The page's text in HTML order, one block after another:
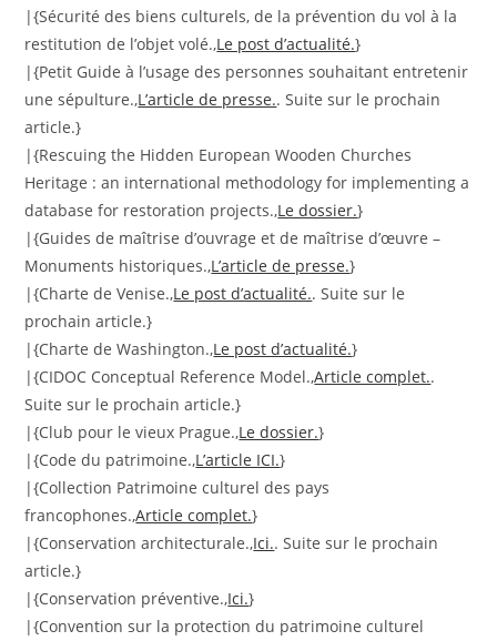
|{Sécurité des biens culturels, de la prévention du vol à la
restitution de l’objet volé.,Le post d’actualité.}
|{Petit Guide à l’usage des personnes souhaitant entretenir
une sépulture.,L’article de presse.. Suite sur le prochain
article.}
|{Rescuing the Hidden European Wooden Churches
Heritage : an international methodology for implementing a
database for restoration projects.,Le dossier.}
|{Guides de maîtrise d’ouvrage et de maîtrise d’œuvre –
Monuments historiques.,L’article de presse.}
|{Charte de Venise.,Le post d’actualité.. Suite sur le
prochain article.}
|{Charte de Washington.,Le post d’actualité.}
|{CIDOC Conceptual Reference Model.,Article complet..
Suite sur le prochain article.}
|{Club pour le vieux Prague.,Le dossier.}
|{Code du patrimoine.,L’article ICI.}
|{Collection Patrimoine culturel des pays
francophones.,Article complet.}
|{Conservation architecturale.,Ici.. Suite sur le prochain
article.}
|{Conservation préventive.,Ici.}
|{Convention sur la protection du patrimoine culturel